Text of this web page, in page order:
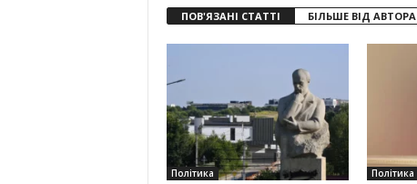
ПОВ'ЯЗАНІ СТАТТІ БІЛЬШЕ ВІД АВТОРА
Політика Політика